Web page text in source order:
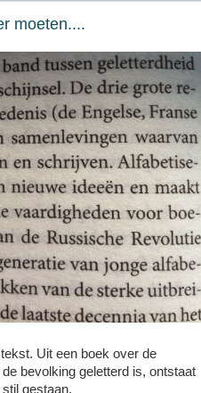
moeten....
Uit een boek over de
bevolking geletterd is, ontstaat
gestaan.